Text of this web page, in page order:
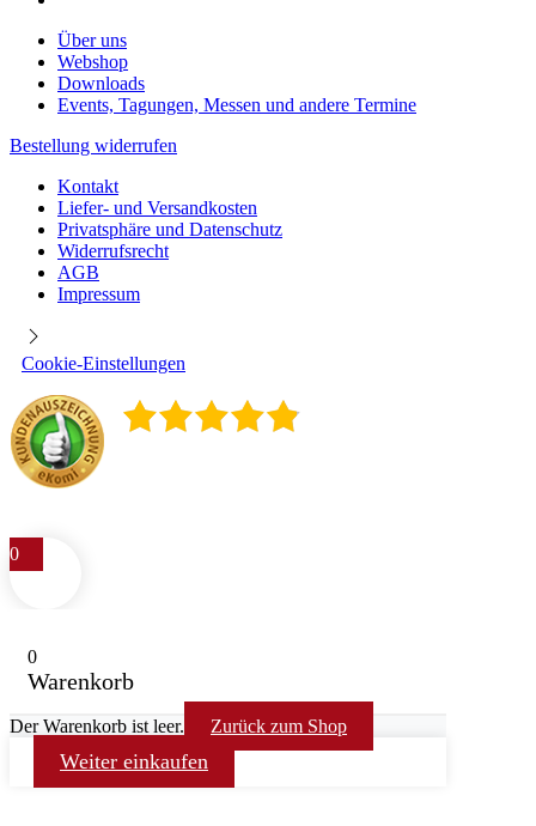
Über uns
Webshop
Downloads
Events, Tagungen, Messen und andere Termine
Bestellung widerrufen
Kontakt
Liefer- und Versandkosten
Privatsphäre und Datenschutz
Widerrufsrecht
AGB
Impressum
Cookie-Einstellungen
0
0
Warenkorb
Der Warenkorb ist leer. Zurück zum Shop
Weiter einkaufen